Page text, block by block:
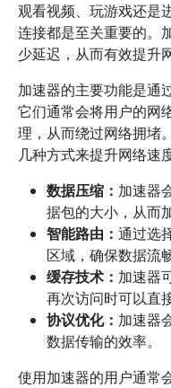
观看视频、玩游戏还是
连接都是至关重要的。
少延迟，从而有效提升
加速器的主要功能是通
它们通常会将用户的网
理，从而绕过网络拥堵
几种方式来提升网络速
数据压缩： 加速器
据包的大小，从而
智能路由： 通过选
区域，确保数据流
缓存技术： 加速器
再次访问时可以直
协议优化： 加速器
数据传输的效率。
使用加速器的用户通常